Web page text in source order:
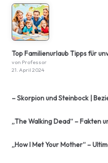
Top Familienurlaub Tipps für
von Professor
21. April 2024
– Skorpion und Steinbock |
„The Walking Dead“ – Fakten
„How I Met Your Mother“ –